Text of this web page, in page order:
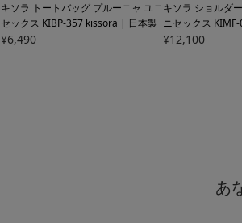
キソラ トートバッグ プルーニャ ユニ
セックス KIBP-357 kissora | 日本製
¥6,490
キソラ ショルダ
ニセックス
製
¥12,100
あ